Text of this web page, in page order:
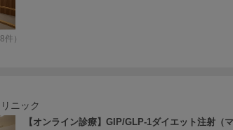
件）
ニック
【オンライン診療】GIP/GLP-1ダイエット注射（